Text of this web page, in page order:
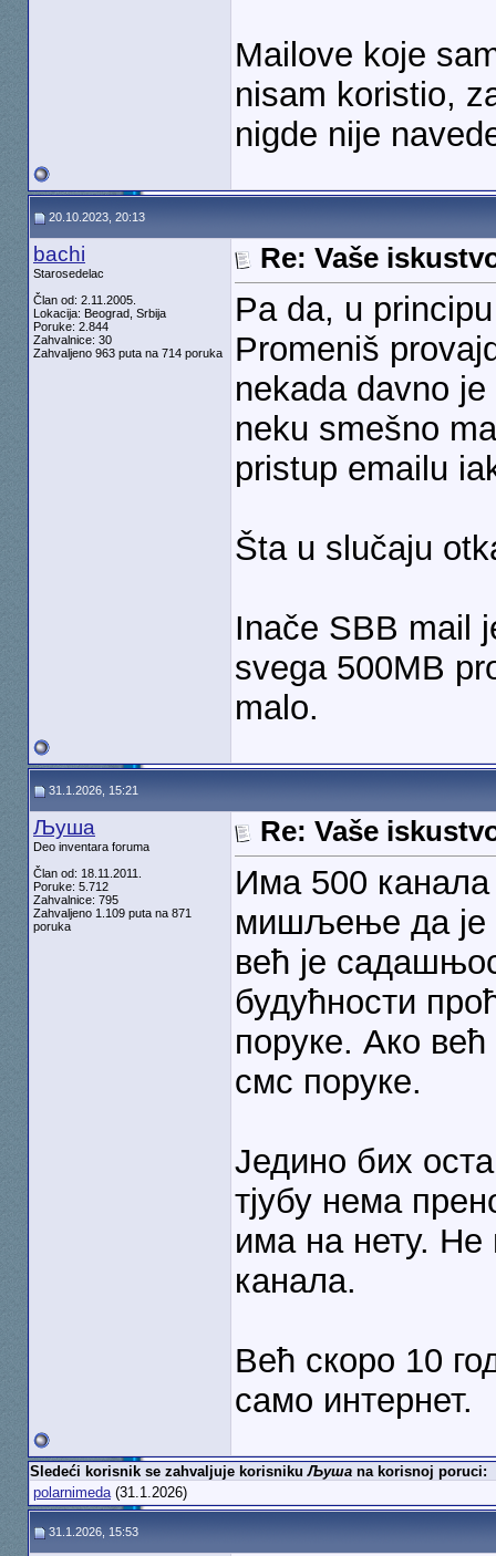
Mailove koje
nisam koristio,
nigde nije
20.10.2023, 20:13
bachi
Starosedelac
Član od: 2.11.2005.
Lokacija: Beograd, Srbija
Poruke: 2.844
Zahvalnice: 30
Zahvaljeno 963 puta na 714 poruka
Re: Vaše
Pa da, u
Promeniš
nekada davno
neku smešno
pristup emailu
Šta u slučaju
Inače SBB mail
svega 500MB
malo.
31.1.2026, 15:21
Љуша
Deo inventara foruma
Član od: 18.11.2011.
Poruke: 5.712
Zahvalnice: 795
Zahvaljeno 1.109 puta na 871
poruka
Re: Vaše
Има 500
мишљење да је
већ је
будућности
поруке. Ако
смс поруке.
Једино бих
тјубу нема
има на нету.
канала.
Већ скоро 10
само интернет.
Sledeći korisnik se zahvaljuje korisnikuЉушаna korisnoj poruci:
polarnimeda(31.1.2026)
31.1.2026, 15:53